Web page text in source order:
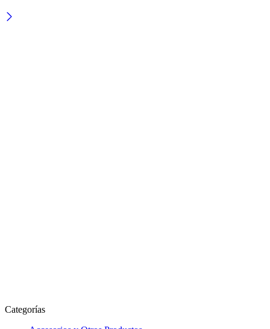
Categorías